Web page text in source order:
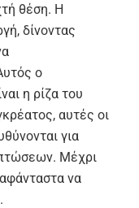
θέση. Η
δίνοντας
ο
η ρίζα του
αυτές οι
για
Μέχρι
να